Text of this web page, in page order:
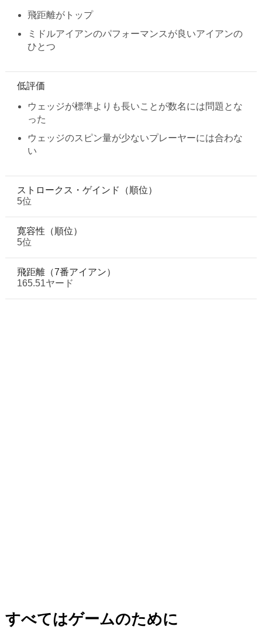
飛距離がトップ
ミドルアイアンのパフォーマンスが良いアイアンの
ひとつ
低評価
ウェッジが標準よりも長いことが数名には問題とな
った
ウェッジのスピン量が少ないプレーヤーには合わな
い
ストロークス・ゲインド（順位）
5位
寛容性（順位）
5位
飛距離（7番アイアン）
165.51ヤード
すべてはゲームのために